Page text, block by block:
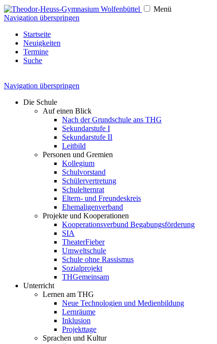
Menü
Navigation überspringen
Startseite
Neuigkeiten
Termine
Suche
Navigation überspringen
Die Schule
Auf einen Blick
Nach der Grundschule ans THG
Sekundarstufe I
Sekundarstufe II
Leitbild
Personen und Gremien
Kollegium
Schulvorstand
Schülervertretung
Schulelternrat
Eltern- und Freundeskreis
Ehemaligenverband
Projekte und Kooperationen
Kooperationsverbund Begabungsförderung
SIA
TheaterFieber
Umweltschule
Schule ohne Rassismus
Sozialprojekt
THGemeinsam
Unterricht
Lernen am THG
Neue Technologien und Medienbildung
Lernräume
Inklusion
Projekttage
Sprachen und Kultur